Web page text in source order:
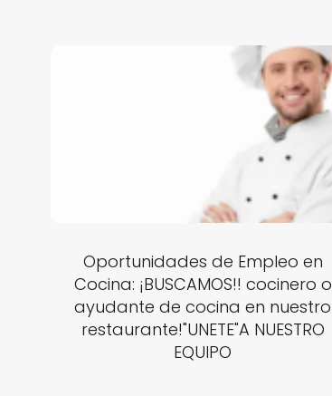
Oportunidades de Empleo en
Cocina: ¡BUSCAMOS!! cocinero o
ayudante de cocina en nuestro
restaurante!"UNETE"A NUESTRO
EQUIPO